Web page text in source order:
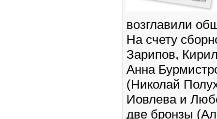
возглавили
На счету
Зарипов,
Анна
(Николай
Иовлева и
две бронзы